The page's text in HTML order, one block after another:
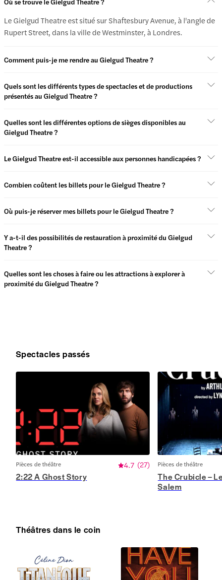
Le Gielgud Theatre est situé sur Shaftesbury Avenue, à l'angle de
Rupert Street, dans la ville de Westminster, à Londres.
Comment puis-je me rendre au Gielgud Theatre ?
Quels sont les différents types de spectacles et de productions
présentés au Gielgud Theatre ?
Quelles sont les différentes options de sièges disponibles au
Gielgud Theatre ?
Le Gielgud Theatre est-il accessible aux personnes handicapées ?
Combien coûtent les billets pour le Gielgud Theatre ?
Où puis-je réserver mes billets pour le Gielgud Theatre ?
Y a-t-il des possibilités de restauration à proximité du Gielgud
Theatre ?
Quelles sont les choses à faire ou les attractions à explorer à
proximité du Gielgud Theatre ?
Spectacles passés
Pièces de théâtre 4.7 (27)
2:22 A Ghost Story
Pièces de théâtre
The Crubicle –
Salem
Théâtres dans le coin